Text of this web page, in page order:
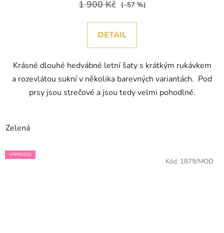
1 900 Kč (–57 %)
DETAIL
Krásné dlouhé hedvábné letní šaty s krátkým rukávkem
a rozevlátou sukní v několika barevných variantách. Pod
prsy jsou strečové a jsou tedy velmi pohodlné.
Zelená
VÝPRODEJ
Kód: 1879/MOD